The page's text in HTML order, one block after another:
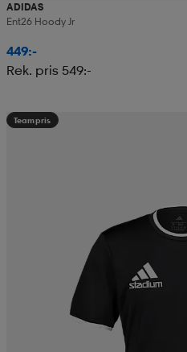
ADIDAS
Ent26 Hoody Jr
449:-
Rek. pris 549:-
Teampris